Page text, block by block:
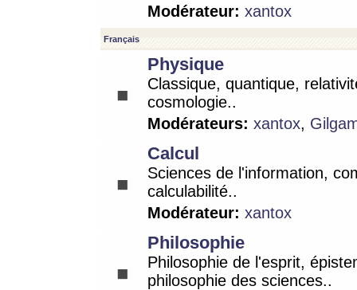
Modérateur: xantox
Français
Physique
Classique, quantique,
cosmologie..
Modérateurs: xantox,
Calcul
Sciences de l'information,
calculabilité..
Modérateur: xantox
Philosophie
Philosophie de l'esprit,
philosophie des sciences..